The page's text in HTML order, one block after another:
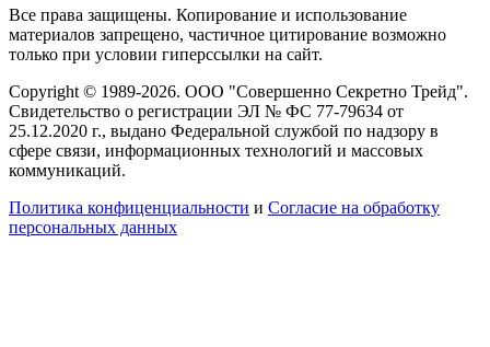
Все права защищены. Копирование и использование
материалов запрещено, частичное цитирование возможно
только при условии гиперссылки на сайт.
Copyright © 1989-2026. ООО "Совершенно Секретно Трейд".
Свидетельство о регистрации ЭЛ № ФС 77-79634 от
25.12.2020 г., выдано Федеральной службой по надзору в
сфере связи, информационных технологий и массовых
коммуникаций.
Политика конфиценциальности и Согласие на обработку
персональных данных